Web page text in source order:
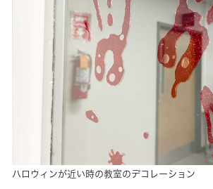
ハロウィンが近い時の教室のデコレーション